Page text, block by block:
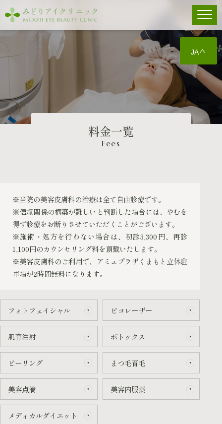
料金一覧
Fees
※当院の美容皮膚科の治療は全て自由診療です。
※信頼関係の構築が難しいと判断した場合には、やむを
得ず診療をお断りさせていただくことがございます。
※施術・処方を行わない場合は、初診3,300円、再診
1,100円のカウンセリング料を頂戴いたします。
※美容皮膚科のご利用で、アミュプラザくまもと立体駐
車場が2時間無料になります。
フォトフェイシャル ピコレーザー
肌育注射 ボトックス
ピーリング まつ毛育毛
美容点滴 美容内服薬
メディカルダイエット
JA